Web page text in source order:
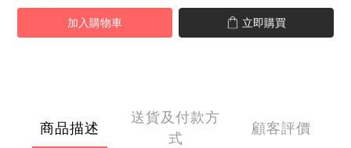
加入購物車 立即購買
商品描述
送貨及付款方
式
顧客評價